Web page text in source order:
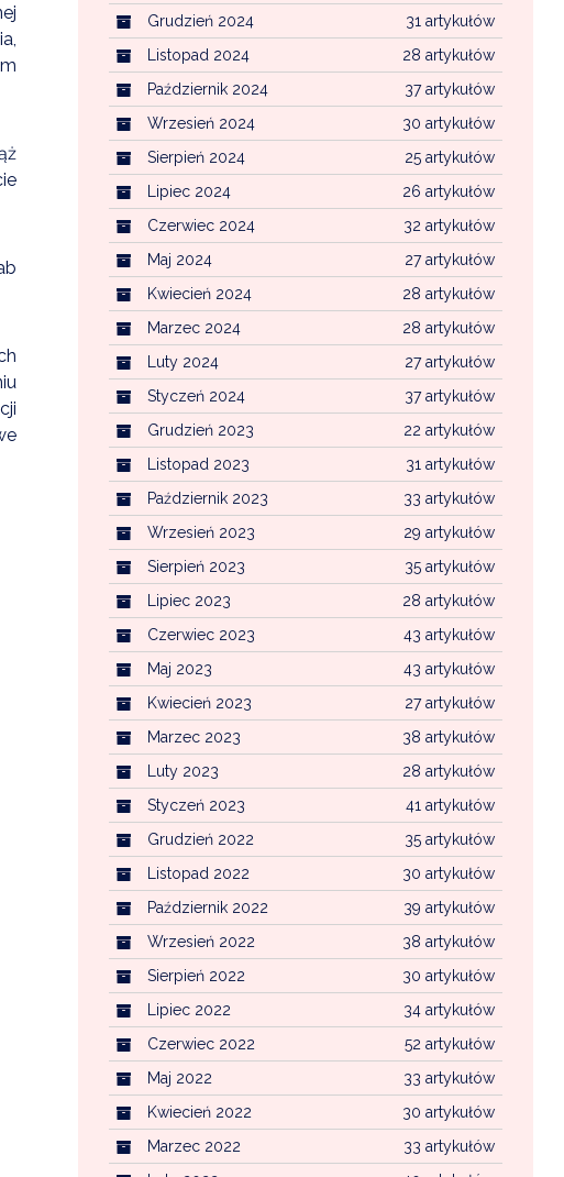
31 artykułów
Grudzień 2024
28 artykułów
Listopad 2024
37 artykułów
Październik 2024
30 artykułów
Wrzesień 2024
25 artykułów
Sierpień 2024
26 artykułów
Lipiec 2024
32 artykułów
Czerwiec 2024
27 artykułów
Maj 2024
28 artykułów
Kwiecień 2024
28 artykułów
Marzec 2024
27 artykułów
Luty 2024
37 artykułów
Styczeń 2024
22 artykułów
Grudzień 2023
31 artykułów
Listopad 2023
33 artykułów
Październik 2023
29 artykułów
Wrzesień 2023
35 artykułów
Sierpień 2023
28 artykułów
Lipiec 2023
43 artykułów
Czerwiec 2023
43 artykułów
Maj 2023
27 artykułów
Kwiecień 2023
38 artykułów
Marzec 2023
28 artykułów
Luty 2023
41 artykułów
Styczeń 2023
35 artykułów
Grudzień 2022
30 artykułów
Listopad 2022
39 artykułów
Październik 2022
38 artykułów
Wrzesień 2022
30 artykułów
Sierpień 2022
34 artykułów
Lipiec 2022
52 artykułów
Czerwiec 2022
33 artykułów
Maj 2022
30 artykułów
Kwiecień 2022
33 artykułów
Marzec 2022